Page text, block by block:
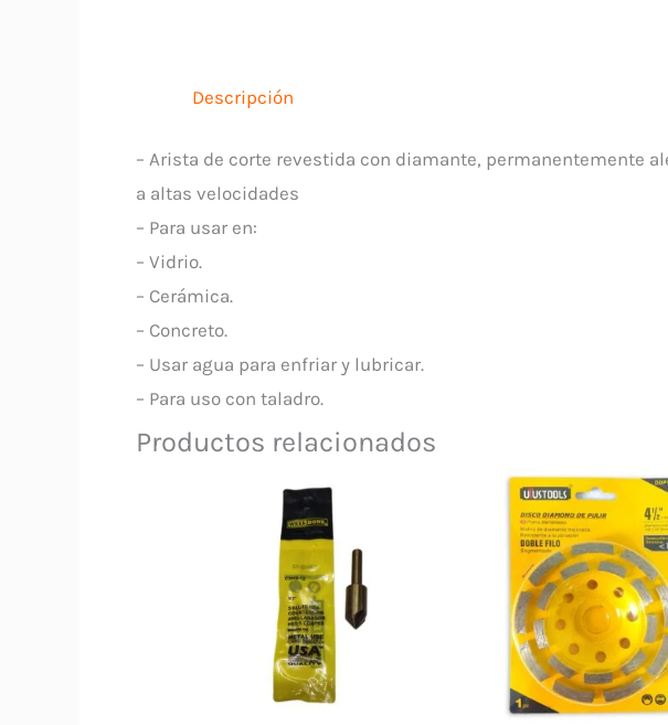
Descripción
– Arista de corte revestida con diamante, permanentemente
a altas velocidades
– Para usar en:
– Vidrio.
– Cerámica.
– Concreto.
– Usar agua para enfriar y lubricar.
– Para uso con taladro.
Productos relacionados